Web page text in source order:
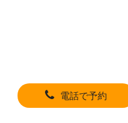
電話で予約